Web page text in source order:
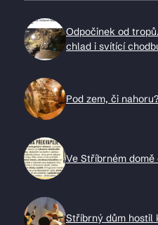
Odpočinek od
chlad i svítící
Pod zem, či nahoru?
Ve Stříbrném
Stříbrný dům hostil